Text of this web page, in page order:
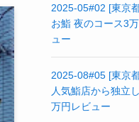
2025-05#02 [東京
お鮨 夜のコース3
ュー
2025-08#05 [東京
人気鮨店から独立
万円レビュー